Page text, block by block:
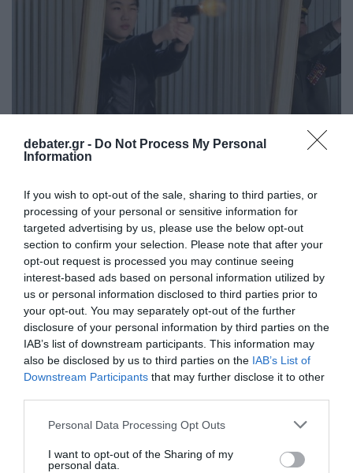
debater.gr - Do Not Process My Personal
Information
If you wish to opt-out of the sale, sharing to third parties, or
processing of your personal or sensitive information for
targeted advertising by us, please use the below opt-out
section to confirm your selection. Please note that after your
opt-out request is processed you may continue seeing
interest-based ads based on personal information utilized by
us or personal information disclosed to third parties prior to
your opt-out. You may separately opt-out of the further
disclosure of your personal information by third parties on the
IAB’s list of downstream participants. This information may
also be disclosed by us to third parties on the IAB’s List of
Downstream Participants that may further disclose it to other
Please note that this website/app uses one or more Google
not limited to your visit or usage behaviour. You may click to
Personal Data Processing Opt Outs
I want to opt-out of the Sharing of my
personal data.
Βόρεια Κορέα: Στη δημοσιότητα φωτογραφία
με την έφηβη κόρη του Κιμ Γιονγκ Ουν να
πυροβολεί
"Φουντώνουν" τα σενάρια για διαδοχή του πατέρα της
12.03.2026 - 09:46